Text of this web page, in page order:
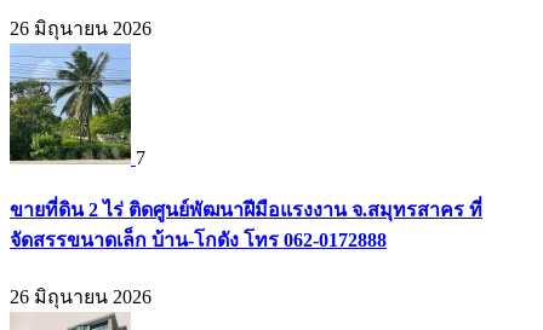
26 มิถุนายน 2026
7
ขายที่ดิน 2 ไร่ ติดศูนย์พัฒนาฝีมือแรงงาน จ.สมุทรสาคร ที่
จัดสรรขนาดเล็ก บ้าน-โกดัง โทร 062-0172888
26 มิถุนายน 2026